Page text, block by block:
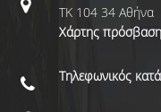
ΤΚ 104 34 Αθήνα
Χάρτης
Τηλεφωνικός